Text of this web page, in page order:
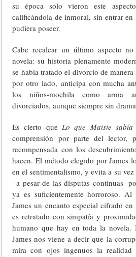
su época solo vieron este
calificándola de inmoral, sin entrar
pudiera poseer.
Cabe recalcar un último aspecto
novela: su historia plenamente
se había tratado el divorcio de
por otro lado, anticipa con mucha
los niños-mochila como arma
divorciados, aunque siempre sin
Es cierto que Lo que Maisie sabía
comprensión por parte del lector,
recompensada con los
hacen. El método elegido por James
en el sentimentalismo, y evita a su
–a pesar de las disputas continuas-
ya es suficientemente horroroso.
James un encanto especial cifrado
es retratado con simpatía y
humano que hay en toda la
James nos viene a decir que la
mira con ojos ingenuos la